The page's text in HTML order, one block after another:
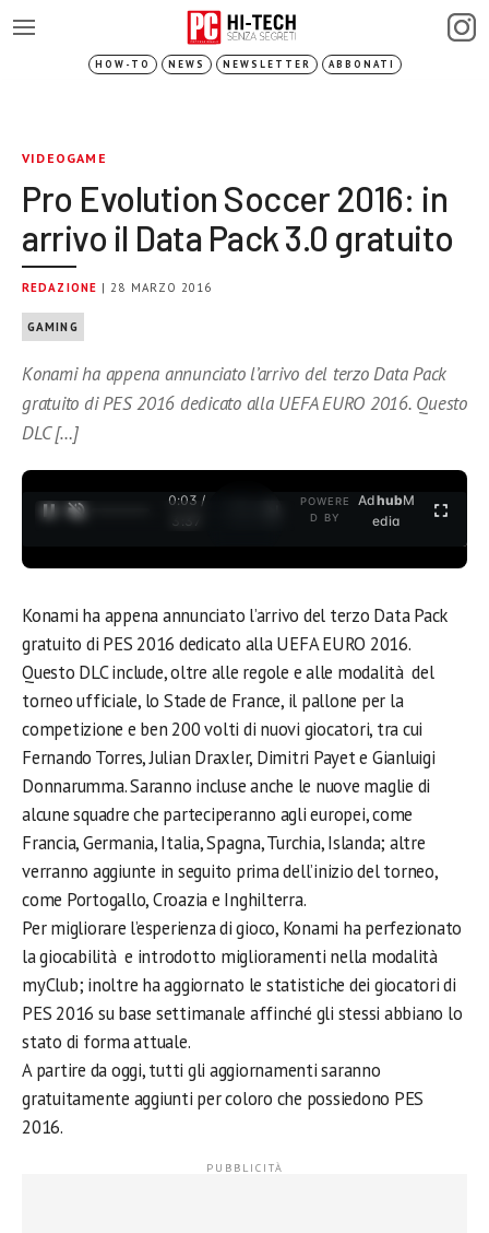
HOW-TO NEWS NEWSLETTER ABBONATI
VIDEOGAME
Pro Evolution Soccer 2016: in
arrivo il Data Pack 3.0 gratuito
REDAZIONE | 28 MARZO 2016
GAMING
Konami ha appena annunciato l’arrivo del terzo Data Pack
gratuito di PES 2016 dedicato alla UEFA EURO 2016. Questo
DLC […]
0:03 /
3:37
POWERE
D BY
AdhubM
edia
Konami ha appena annunciato l’arrivo del terzo Data Pack
gratuito di PES 2016 dedicato alla UEFA EURO 2016.
Questo DLC include, oltre alle regole e alle modalità del
torneo ufficiale, lo Stade de France, il pallone per la
competizione e ben 200 volti di nuovi giocatori, tra cui
Fernando Torres, Julian Draxler, Dimitri Payet e Gianluigi
Donnarumma. Saranno incluse anche le nuove maglie di
alcune squadre che parteciperanno agli europei, come
Francia, Germania, Italia, Spagna, Turchia, Islanda; altre
verranno aggiunte in seguito prima dell’inizio del torneo,
come Portogallo, Croazia e Inghilterra.
Per migliorare l’esperienza di gioco, Konami ha perfezionato
la giocabilità e introdotto miglioramenti nella modalità
myClub; inoltre ha aggiornato le statistiche dei giocatori di
PES 2016 su base settimanale affinché gli stessi abbiano lo
stato di forma attuale.
A partire da oggi, tutti gli aggiornamenti saranno
gratuitamente aggiunti per coloro che possiedono PES
2016.